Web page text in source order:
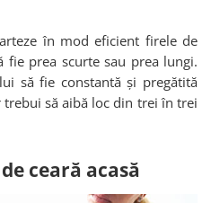
în mod eficient firele de
fie prea scurte sau prea lungi.
să fie constantă și pregătită
să aibă loc din trei în trei
ceară acasă